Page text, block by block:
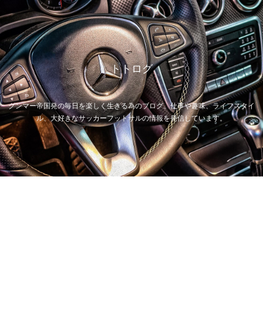
トトログ
グンマー帝国発の毎日を楽しく生きる為のブログ。仕事や趣味、ライフスタイ
ル、大好きなサッカーフットサルの情報を発信しています。